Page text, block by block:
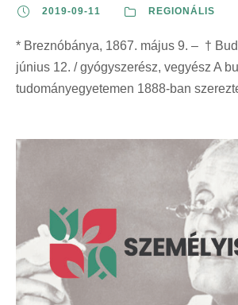
2019-09-11 REGIONÁLIS
* Breznóbánya, 1867. május 9. – †
június 12. / gyógyszerész, vegyész A
tudományegyetemen 1888-ban